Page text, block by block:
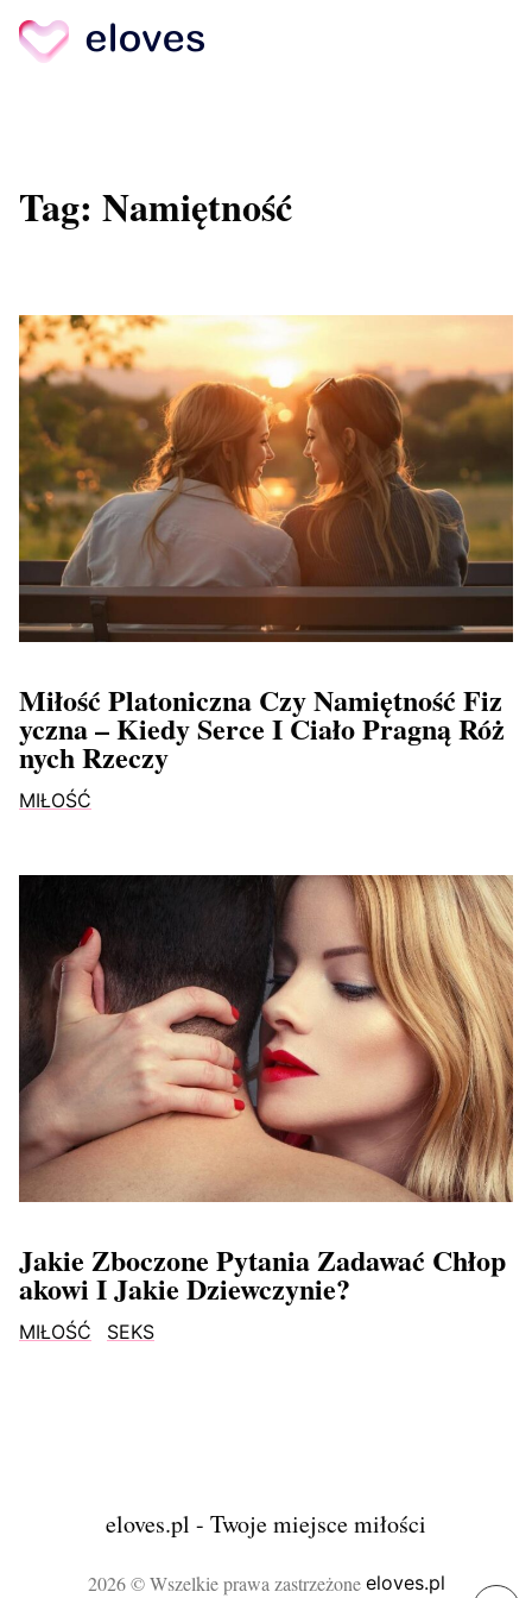
Tag: Namiętność
Miłość Platoniczna Czy Namiętność Fiz
Yczna – Kiedy Serce I Ciało Pragną Róż
Nych Rzeczy
MIŁOŚĆ
Jakie Zboczone Pytania Zadawać Chłop
Akowi I Jakie Dziewczynie?
MIŁOŚĆ SEKS
eloves.pl - Twoje miejsce miłości
2026 © Wszelkie prawa zastrzeżone eloves.pl